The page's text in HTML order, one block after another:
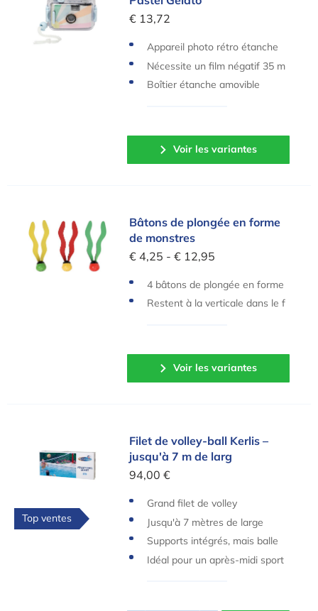
€ 13,72
Appareil photo rétro étanche
Nécessite un film négatif 35 m
m (non inclus)
Boîtier étanche amovible
Voir les variantes
Bâtons de plongée en forme de monstres
Bâtons de plongée en forme
de monstres
€ 4,25 - € 12,95
4 bâtons de plongée en forme
de monstres
Restent à la verticale dans le f
Voir les variantes
Filet de volley-ball Kerlis – jusqu'à 7 m de larg
Top ventes
Filet de volley-ball Kerlis –
jusqu'à 7 m de larg
94,00 €
Grand filet de volley
Jusqu'à 7 mètres de large
Supports intégrés, mais balle
non comprise
Idéal pour un après-midi sport